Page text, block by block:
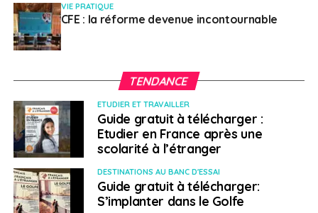
View this post on Instagram
VIE PRATIQUE
CFE : la réforme devenue incontournable
TENDANCE
ETUDIER ET TRAVAILLER
Guide gratuit à télécharger :
Etudier en France après une
scolarité à l’étranger
DESTINATIONS AU BANC D'ESSAI
Guide gratuit à télécharger:
S’implanter dans le Golfe